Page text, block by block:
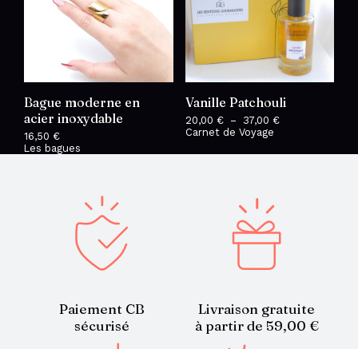
Bague moderne en
acier inoxydable
16,50 €
Les bagues
Vanille Patchouli
20,00 € – 37,00 €Plage
20,00 €
Carnet de Voyage
Paiement CB
sécurisé
Livraison gratuite
à partir de 59,00 €